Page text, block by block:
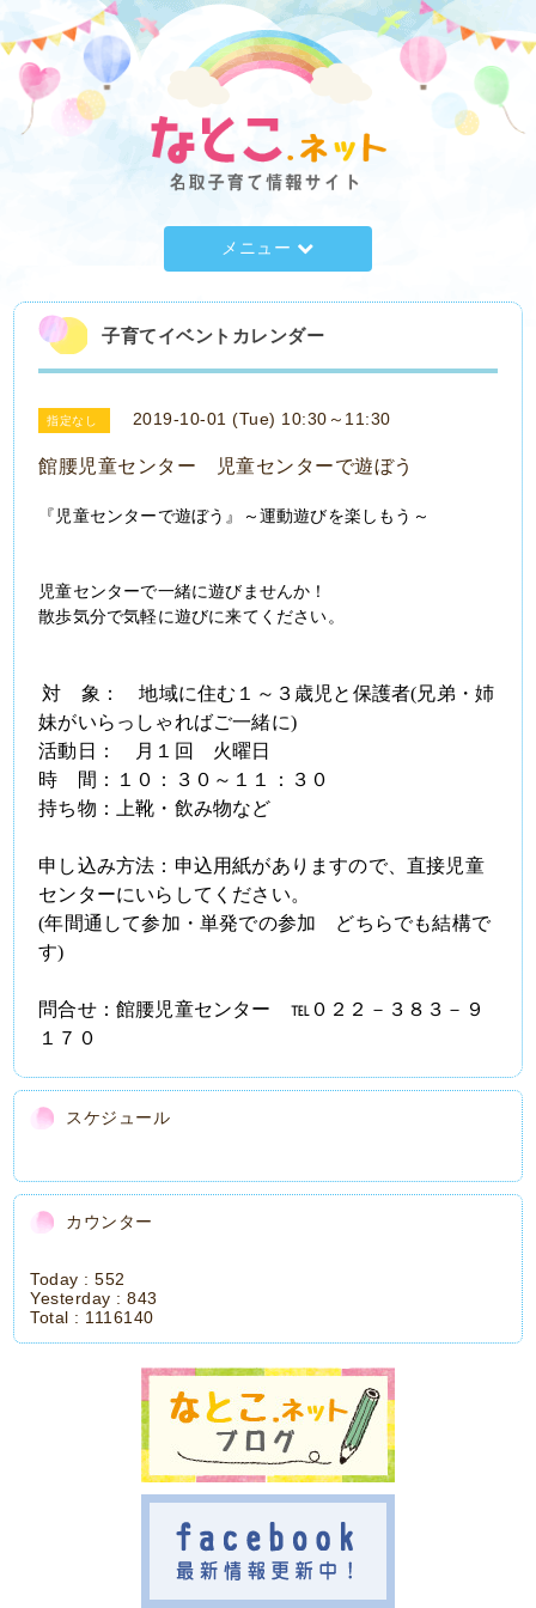
メニュー
子育てイベントカレンダー
指定なし 2019-10-01 (Tue) 10:30～11:30
館腰児童センター 児童センターで遊ぼう
『児童センターで遊ぼう』～運動遊びを楽しもう～
児童センターで一緒に遊びませんか！
散歩気分で気軽に遊びに来てください。
対　象：　地域に住む１～３歳児と保護者(兄弟・姉
妹がいらっしゃればご一緒に)
活動日：　月１回　火曜日
時　間：１０：３０～１１：３０
持ち物：上靴・飲み物など
申し込み方法：申込用紙がありますので、直接児童
センターにいらしてください。
(年間通して参加・単発での参加　どちらでも結構で
す)
問合せ：館腰児童センター　℡０２２－３８３－９
１７０
スケジュール
カウンター
Today :552
Yesterday :843
Total : 1116140